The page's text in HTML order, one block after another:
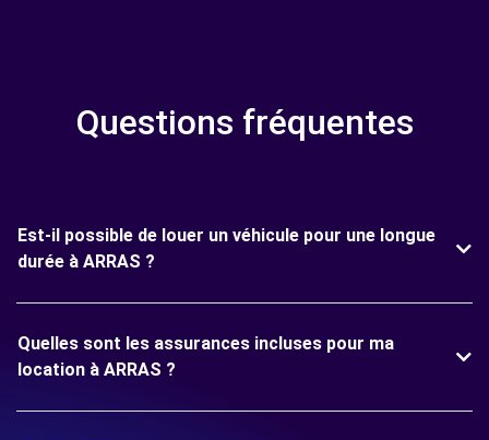
Questions fréquentes
Est-il possible de louer un véhicule pour une longue
durée à ARRAS ?
Quelles sont les assurances incluses pour ma
location à ARRAS ?